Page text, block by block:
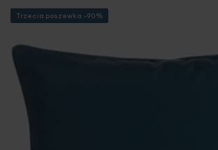
koniec
galerii
Trzecia poszewka -90%